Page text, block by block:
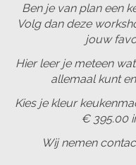
Ben je van plan een
Volg dan deze
jouw
Hier leer je meteen
allemaal kunt
Kies je kleur
€ 395.00
Wij nemen